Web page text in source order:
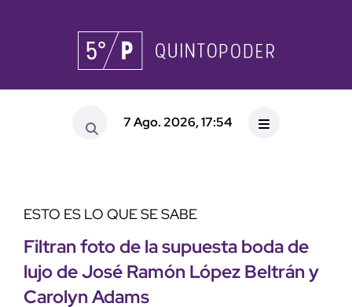
7 Ago. 2026, 17:54
ESTO ES LO QUE SE SABE
Filtran foto de la supuesta boda de
lujo de José Ramón López Beltrán y
Carolyn Adams